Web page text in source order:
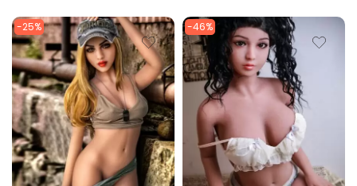
-25% -46%